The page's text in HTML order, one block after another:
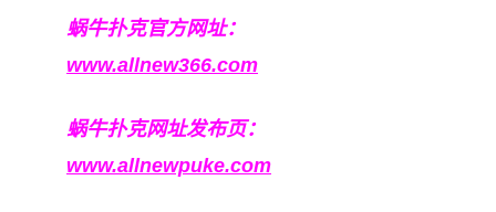
蜗牛扑克官方网址：
www.allnew366.com
蜗牛扑克网址发布页：
www.allnewpuke.com